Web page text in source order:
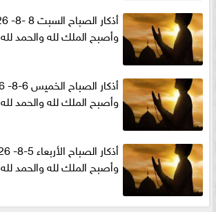
وأصبح الملك لله والحمد لله
وأصبح الملك لله والحمد لله
وأصبح الملك لله والحمد لله